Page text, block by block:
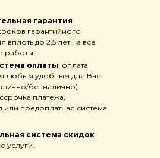
оплаты: оплата
любым удобным для Вас
безналично),
платежа,
или предоплатная система
гарантия:
гарантийного
вплоть до 2,5 лет на все
работы
система скидок
услуги.